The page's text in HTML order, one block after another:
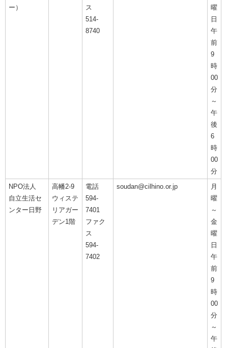
ー）
ス
514-
8740
曜
日
午
前
9
時
00
分
～
午
後
6
時
00
分
NPO法人
自立生活セ
ンター日野
高幡2-9
ウィステ
リアガー
デン1階
電話
594-
7401
ファク
ス
594-
7402
soudan@cilhino.or.jp
月
曜
～
金
曜
日
午
前
9
時
00
分
～
午